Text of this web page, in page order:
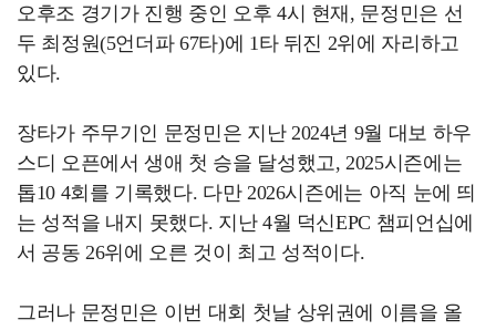
오후조 경기가 진행 중인 오후 4시 현재, 문정민은 선
두 최정원(5언더파 67타)에 1타 뒤진 2위에 자리하고
있다.
장타가 주무기인 문정민은 지난 2024년 9월 대보 하우
스디 오픈에서 생애 첫 승을 달성했고, 2025시즌에는
톱10 4회를 기록했다. 다만 2026시즌에는 아직 눈에 띄
는 성적을 내지 못했다. 지난 4월 덕신EPC 챔피언십에
서 공동 26위에 오른 것이 최고 성적이다.
그러나 문정민은 이번 대회 첫날 상위권에 이름을 올